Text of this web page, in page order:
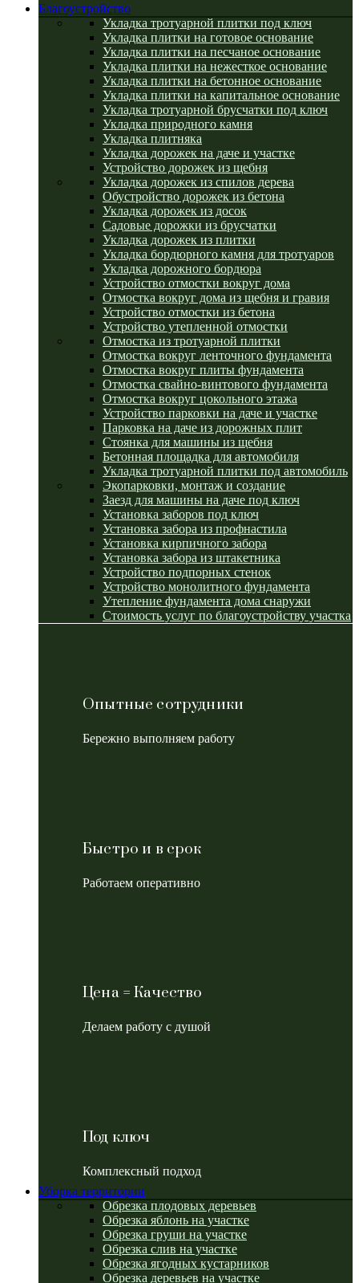
Благоустройство
Укладка тротуарной плитки под ключ
Укладка плитки на готовое основание
Укладка плитки на песчаное основание
Укладка плитки на нежесткое основание
Укладка плитки на бетонное основание
Укладка плитки на капитальное основание
Укладка тротуарной брусчатки под ключ
Укладка природного камня
Укладка плитняка
Укладка дорожек на даче и участке
Устройство дорожек из щебня
Укладка дорожек из спилов дерева
Обустройство дорожек из бетона
Укладка дорожек из досок
Садовые дорожки из брусчатки
Укладка дорожек из плитки
Укладка бордюрного камня для тротуаров
Укладка дорожного бордюра
Устройство отмостки вокруг дома
Отмостка вокруг дома из щебня и гравия
Устройство отмостки из бетона
Устройство утепленной отмостки
Отмостка из тротуарной плитки
Отмостка вокруг ленточного фундамента
Отмостка вокруг плиты фундамента
Отмостка свайно-винтового фундамента
Отмостка вокруг цокольного этажа
Устройство парковки на даче и участке
Парковка на даче из дорожных плит
Стоянка для машины из щебня
Бетонная площадка для автомобиля
Укладка тротуарной плитки под автомобиль
Экопарковки, монтаж и создание
Заезд для машины на даче под ключ
Установка заборов под ключ
Установка забора из профнастила
Установка кирпичного забора
Установка забора из штакетника
Устройство подпорных стенок
Устройство монолитного фундамента
Утепление фундамента дома снаружи
Стоимость услуг по благоустройству участка
Опытные сотрудники
Бережно выполняем работу
Быстро и в срок
Работаем оперативно
Цена = Качество
Делаем работу с душой
Под ключ
Комплексный подход
Уборка территории
Обрезка плодовых деревьев
Обрезка яблонь на участке
Обрезка груши на участке
Обрезка слив на участке
Обрезка ягодных кустарников
Обрезка деревьев на участке